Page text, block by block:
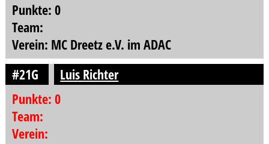
Punkte: 0
Team:
Verein: MC Dreetz e.V. im ADAC
#21G
Luis Richter
Punkte: 0
Team:
Verein: